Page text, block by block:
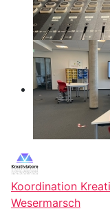
Koordination
Wesermarsch